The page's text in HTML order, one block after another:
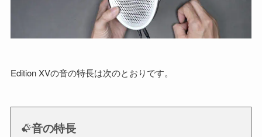
Edition XVの音の特長は次のとおりです。
音の特長